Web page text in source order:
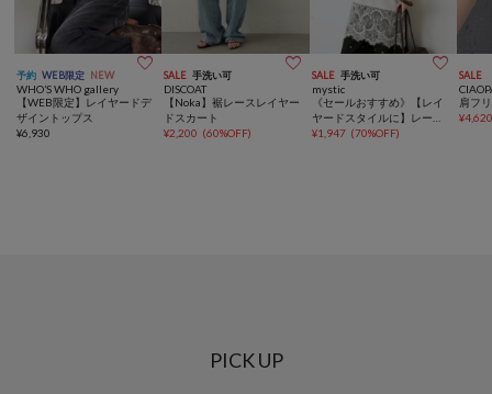
予約 WEB限定 NEW 
WHO’S WHO gallery
【WEB限定】レイヤードデ
ザイントップス
¥6,930
SALE 手洗い可 
DISCOAT
【Noka】裾レースレイヤー
ドスカート
¥2,200 (60%OFF)
SALE 手洗い可 
mystic
《セールおすすめ》【レイ
ヤードスタイルに】レース
サテンキャミソール
¥1,947 (70%OFF)
SALE
肩フ
¥
PICK UP